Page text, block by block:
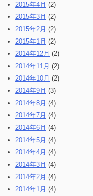
2015年4月 (2)
2015年3月 (2)
2015年2月 (2)
2015年1月 (2)
2014年12月 (2)
2014年11月 (2)
2014年10月 (2)
2014年9月 (3)
2014年8月 (4)
2014年7月 (4)
2014年6月 (4)
2014年5月 (4)
2014年4月 (4)
2014年3月 (4)
2014年2月 (4)
2014年1月 (4)